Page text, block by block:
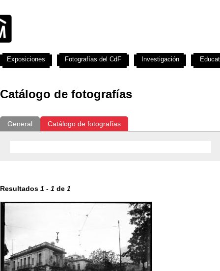
Catálogo de fotografías
General Catálogo de fotografías
Resultados 1 - 1 de 1
Exposiciones Fotografías del CdF Investigación